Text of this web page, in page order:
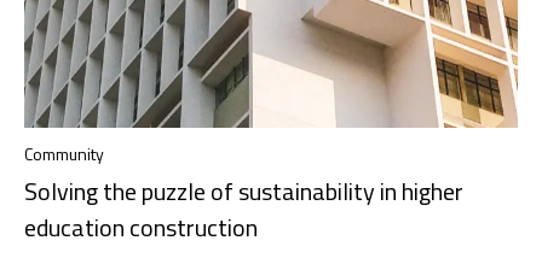
Community
Solving the puzzle of sustainability in higher
education construction